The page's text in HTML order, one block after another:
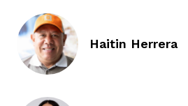
Haitin Herrera
principios